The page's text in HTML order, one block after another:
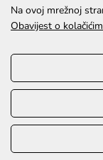
Na ovoj mrežnoj
Obavijest o